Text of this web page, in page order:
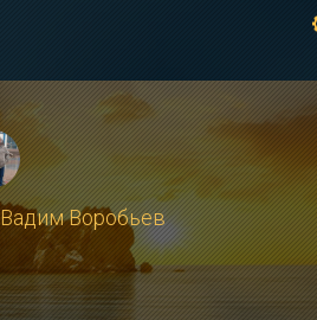
Вадим Воробьев